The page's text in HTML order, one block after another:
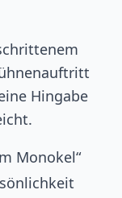
Hingabe
Monokel“